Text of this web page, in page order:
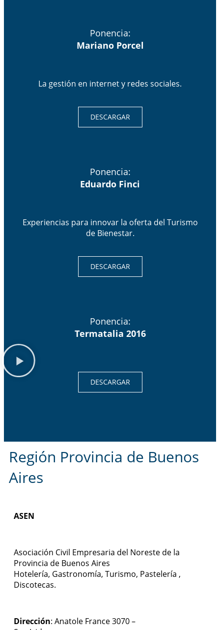
Ponencia:
Mariano Porcel
La gestión en internet y redes sociales.
DESCARGAR
Ponencia:
Eduardo Finci
Experiencias para innovar la oferta del Turismo
de Bienestar.
DESCARGAR
Ponencia:
Termatalia 2016
DESCARGAR
Región Provincia de Buenos
Aires
ASEN
Asociación Civil Empresaria del Noreste de la
Provincia de Buenos Aires
Hotelería, Gastronomía, Turismo, Pastelería ,
Discotecas.
Dirección: Anatole France 3070 –